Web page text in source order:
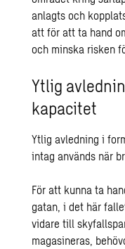
anlagts och
att för att ta hand
och minska risken
Ytlig
kapacitet
Ytlig avledning i
intag används när
För att kunna ta
gatan, i det här
vidare till
magasineras,